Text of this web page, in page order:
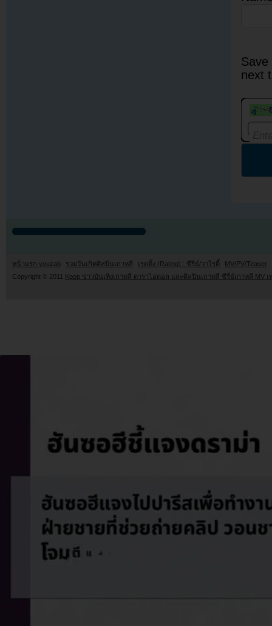
next
หน้าแรก youzab รวมวันเกิดศิลปินเกาหลี เรตติ้ง (Rating) : ซีรี่ย์/วาไรตี้
MV/PV/Teaser
Copyright © 2011 Kpop ข่าวบันเทิงเกาหลี ดาราไอดอล และศิลปินเกาหลี ซีรี่ย์เกาหลี MV